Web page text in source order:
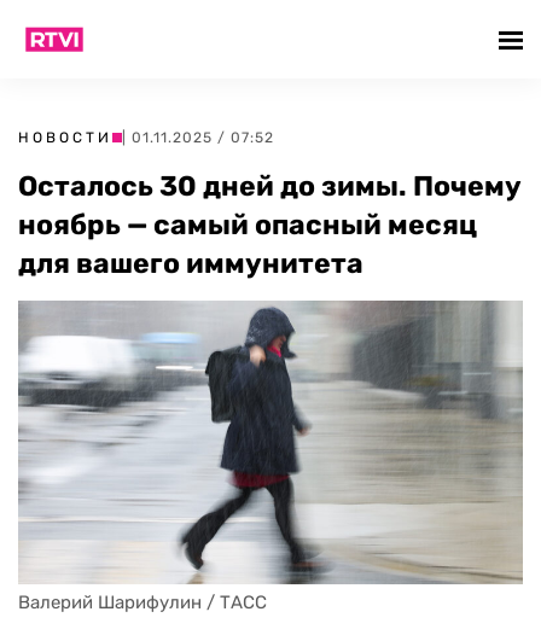
НОВОСТИ | 01.11.2025 / 07:52
Осталось 30 дней до зимы. Почему
ноябрь — самый опасный месяц
для вашего иммунитета
Валерий Шарифулин / ТАСС